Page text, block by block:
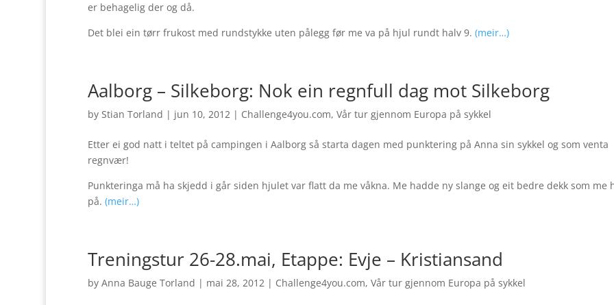
er behagelig der og då.
Det blei ein tørr frukost med rundstykke uten pålegg før me va på hjul rundt halv 9. (meir…)
Aalborg – Silkeborg: Nok ein regnfull dag mot Silkeborg
by Stian Torland | jun 10, 2012| Challenge4you.com, Vår tur gjennom Europa på sykkel
Etter ei god natt i teltet på campingen i Aalborg så starta dagen med punktering på Anna sin sykkel og som venta
regnvær!
Punkteringa må ha skjedd i går siden hjulet var flatt da me våkna. Me hadde ny slange og eit bedre dekk som me
på. (meir…)
Treningstur 26-28.mai, Etappe: Evje – Kristiansand
by Anna Bauge Torland | mai 28, 2012| Challenge4you.com, Vår tur gjennom Europa på sykkel